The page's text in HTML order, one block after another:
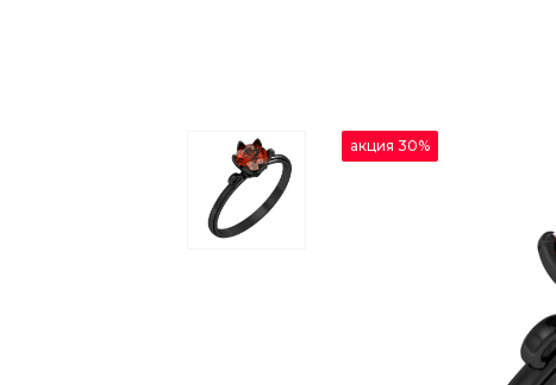
акция 30%